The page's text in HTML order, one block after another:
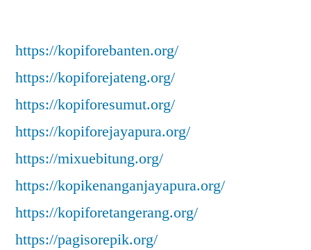
https://kopiforebanten.org/
https://kopiforejateng.org/
https://kopiforesumut.org/
https://kopiforejayapura.org/
https://mixuebitung.org/
https://kopikenanganjayapura.org/
https://kopiforetangerang.org/
https://pagisorepik.org/